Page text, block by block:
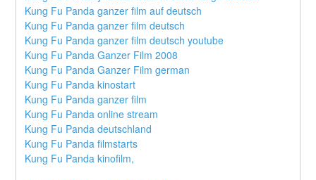
Kung Fu Panda ganzer film auf deutsch
Kung Fu Panda ganzer film deutsch
Kung Fu Panda ganzer film deutsch youtube
Kung Fu Panda Ganzer Film 2008
Kung Fu Panda Ganzer Film german
Kung Fu Panda kinostart
Kung Fu Panda ganzer film
Kung Fu Panda online stream
Kung Fu Panda deutschland
Kung Fu Panda filmstarts
Kung Fu Panda kinofilm,